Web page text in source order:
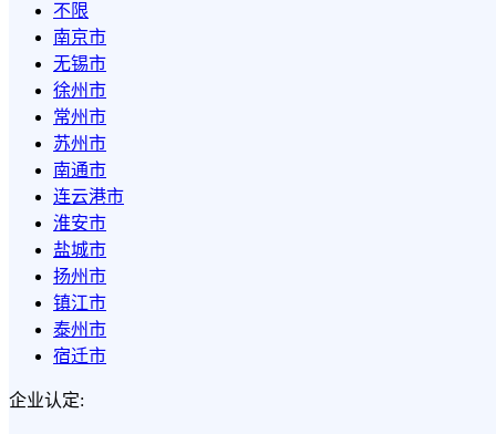
不限
南京市
无锡市
徐州市
常州市
苏州市
南通市
连云港市
淮安市
盐城市
扬州市
镇江市
泰州市
宿迁市
企业认定: